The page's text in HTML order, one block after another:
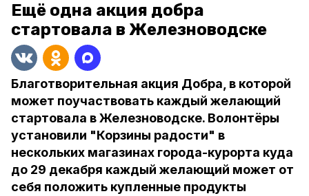
Ещё одна акция добра
стартовала в Железноводске
Благотворительная акция Добра, в которой
может поучаствовать каждый желающий
стартовала в Железноводске. Волонтёры
установили "Корзины радости" в
нескольких магазинах города-курорта куда
до 29 декабря каждый желающий может от
себя положить купленные продукты